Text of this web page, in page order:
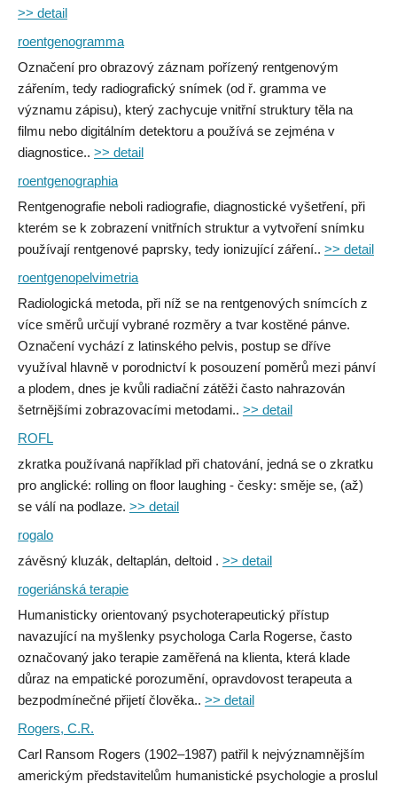
>> detail
roentgenogramma
Označení pro obrazový záznam pořízený rentgenovým
zářením, tedy radiografický snímek (od ř. gramma ve
významu zápisu), který zachycuje vnitřní struktury těla na
filmu nebo digitálním detektoru a používá se zejména v
diagnostice.. >> detail
roentgenographia
Rentgenografie neboli radiografie, diagnostické vyšetření, při
kterém se k zobrazení vnitřních struktur a vytvoření snímku
používají rentgenové paprsky, tedy ionizující záření.. >> detail
roentgenopelvimetria
Radiologická metoda, při níž se na rentgenových snímcích z
více směrů určují vybrané rozměry a tvar kostěné pánve.
Označení vychází z latinského pelvis, postup se dříve
využíval hlavně v porodnictví k posouzení poměrů mezi pánví
a plodem, dnes je kvůli radiační zátěži často nahrazován
šetrnějšími zobrazovacími metodami.. >> detail
ROFL
zkratka používaná například při chatování, jedná se o zkratku
pro anglické: rolling on floor laughing - česky: směje se, (až)
se válí na podlaze. >> detail
rogalo
závěsný kluzák, deltaplán, deltoid . >> detail
rogeriánská terapie
Humanisticky orientovaný psychoterapeutický přístup
navazující na myšlenky psychologa Carla Rogerse, často
označovaný jako terapie zaměřená na klienta, která klade
důraz na empatické porozumění, opravdovost terapeuta a
bezpodmínečné přijetí člověka.. >> detail
Rogers, C.R.
Carl Ransom Rogers (1902–1987) patřil k nejvýznamnějším
americkým představitelům humanistické psychologie a proslul